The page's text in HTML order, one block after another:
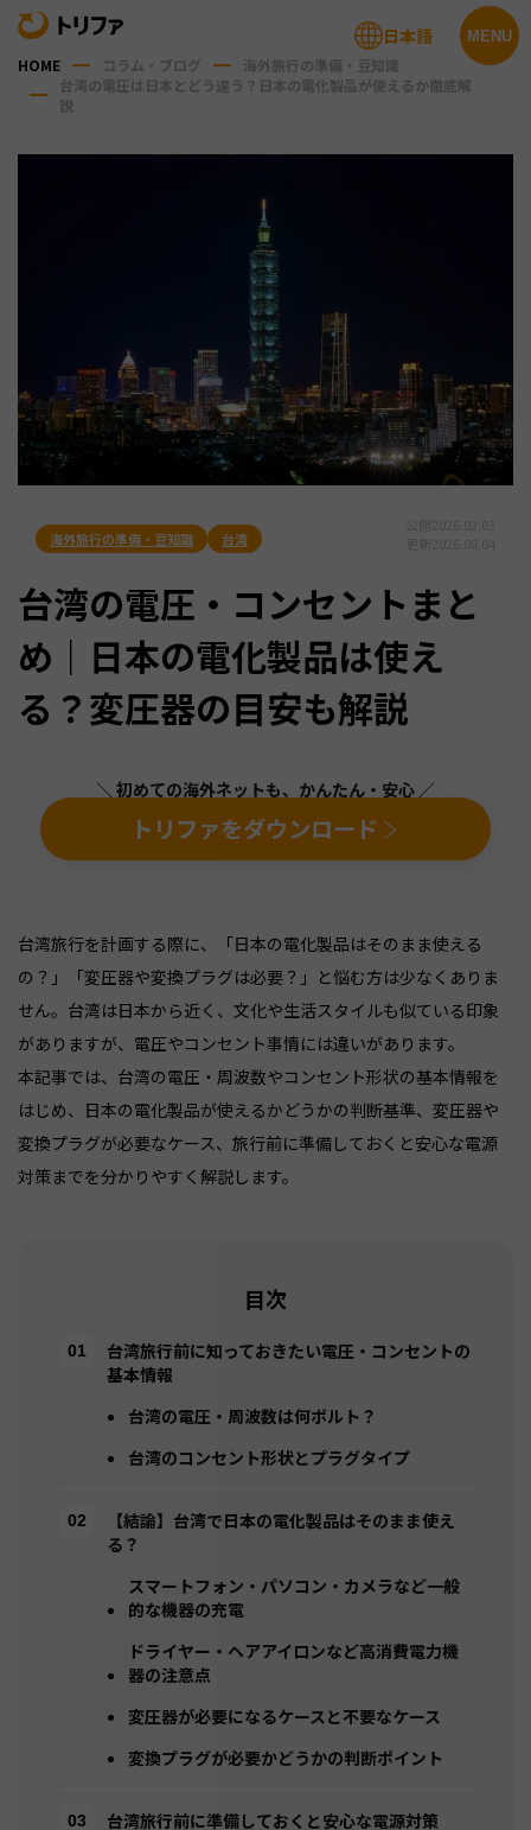
MENU
日本語
HOME コラム・ブログ
海外旅行の準備・豆知識
台湾の電圧は日本とどう違う？日本の電化製品が使えるか徹底解
説
海外旅行の準備・豆知識 台湾
台湾の電圧・コンセントまと
め｜日本の電化製品は使え
る？変圧器の目安も解説
＼ 初めての海外ネットも、かんたん・安心 ／
トリファをダウンロード
台湾旅行を計画する際に、「日本の電化製品はそのまま使える
の？」「変圧器や変換プラグは必要？」と悩む方は少なくありま
せん。台湾は日本から近く、文化や生活スタイルも似ている印象
がありますが、電圧やコンセント事情には違いがあります。
本記事では、台湾の電圧・周波数やコンセント形状の基本情報を
はじめ、日本の電化製品が使えるかどうかの判断基準、変圧器や
変換プラグが必要なケース、旅行前に準備しておくと安心な電源
目次
台湾旅行前に知っておきたい電圧・コンセントの
基本情報
台湾の電圧・周波数は何ボルト？
台湾のコンセント形状とプラグタイプ
【結論】台湾で日本の電化製品はそのまま使え
る？
スマートフォン・パソコン・カメラなど一般
的な機器の充電
ドライヤー・ヘアアイロンなど高消費電力機
器の注意点
変圧器が必要になるケースと不要なケース
変換プラグが必要かどうかの判断ポイント
台湾旅行前に準備しておくと安心な電源対策